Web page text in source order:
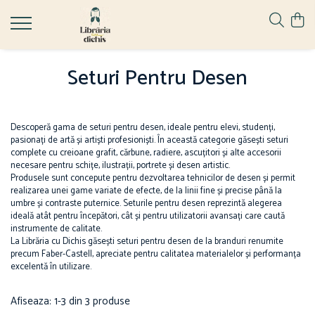
Accesorii școlare
Ascuțitori
Corectoare
Radiere
Birotică și organizare birou
Agrafe de birou
Benzi adezive
Capsatoare
Capse
Perforatoare
Ghiozdane cu Roți
Ghiozdane grădiniță
Ghiozdane școală
Ghiozdane Clasa Pregătitoare
Ghiozdane Clasele I-IV
Ghiozdane Gimnaziu și Liceu
Jucării pentru BebelușiSeturi Pentru Desen
Descoperă gama de seturi pentru desen, ideale pentru elevi, studenți,
pasionați de artă și artiști profesioniști. În această categorie găsești seturi
complete cu creioane grafit, cărbune, radiere, ascuțitori și alte accesorii
necesare pentru schițe, ilustrații, portrete și desen artistic.
Produsele sunt concepute pentru dezvoltarea tehnicilor de desen și permit
realizarea unei game variate de efecte, de la linii fine și precise până la
umbre și contraste puternice. Seturile pentru desen reprezintă alegerea
ideală atât pentru începători, cât și pentru utilizatorii avansați care caută
instrumente de calitate.
La Librăria cu Dichis găsești seturi pentru desen de la branduri renumite
precum Faber-Castell, apreciate pentru calitatea materialelor și performanța
excelentă în utilizare.
Afiseaza: 1-3 din 3 produse